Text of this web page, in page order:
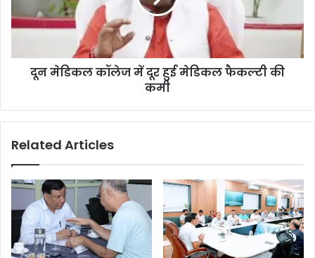
दून मेडिकल कॉलेज में दूर हुई मेडिकल फैकल्टी की
कमी
Related Articles